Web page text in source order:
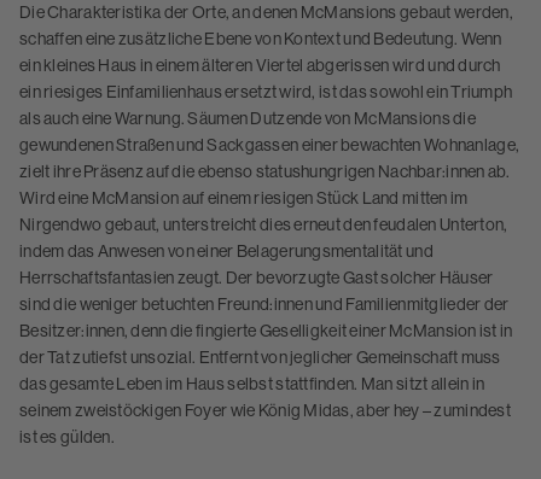
Die Charakteristika der Orte, an denen McMansions gebaut werden,
schaffen eine zusätzliche Ebene von Kontext und Bedeutung. Wenn
ein kleines Haus in einem älteren Viertel abgerissen wird und durch
ein riesiges Einfamilienhaus ersetzt wird, ist das sowohl ein Triumph
als auch eine Warnung. Säumen Dutzende von McMansions die
gewundenen Straßen und Sackgassen einer bewachten Wohnanlage,
zielt ihre Präsenz auf die ebenso statushungrigen Nachbar:innen ab.
Wird eine McMansion auf einem riesigen Stück Land mitten im
Nirgendwo gebaut, unterstreicht dies erneut den feudalen Unterton,
indem das Anwesen von einer Belagerungsmentalität und
Herrschaftsfantasien zeugt. Der bevorzugte Gast solcher Häuser
sind die weniger betuchten Freund:innen und Familienmitglieder der
Besitzer:innen, denn die fingierte Geselligkeit einer McMansion ist in
der Tat zutiefst unsozial. Entfernt von jeglicher Gemeinschaft muss
das gesamte Leben im Haus selbst stattfinden. Man sitzt allein in
seinem zweistöckigen Foyer wie König Midas, aber hey – zumindest
ist es gülden.